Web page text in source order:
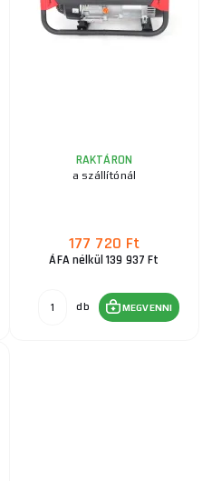
RAKTÁRON
a szállítónál
177 720 Ft
ÁFA nélkül 139 937 Ft
db MEGVENNI